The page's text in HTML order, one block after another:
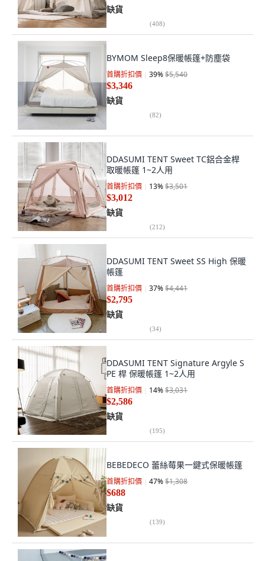
缺貨
(408)
BYMOM Sleep8保暖帳篷+防塵袋
首購折扣價 39%$5,540
$3,346
缺貨
(82)
DDASUMI TENT Sweet TC鋁合金桿
取暖帳篷 1~2人用
首購折扣價 13%$3,501
$3,012
缺貨
(212)
DDASUMI TENT Sweet SS High 保暖
帳篷
首購折扣價 37%$4,441
$2,795
缺貨
(34)
DDASUMI TENT Signature Argyle S
PE 桿 保暖帳篷 1~2人用
首購折扣價 14%$3,031
$2,586
缺貨
(195)
BEBEDECO 蕾絲莓果一鍵式保暖帳篷
首購折扣價 47%$1,308
$688
缺貨
(139)